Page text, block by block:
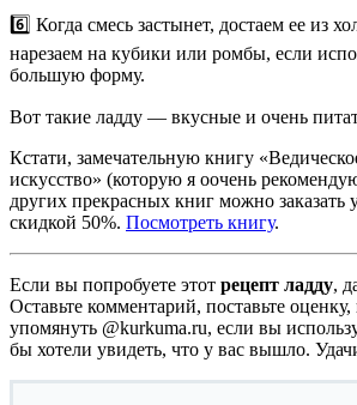
6️⃣ Когда смесь застынет, достаем ее из
нарезаем на кубики или ромбы, если
большую форму.
Вот такие ладду — вкусные и очень
Кстати, замечательную книгу
искусство» (которую я оочень
других прекрасных книг можно заказать
скидкой 50%. Посмотреть книгу.
Если вы попробуете этот рецепт ладду,
Оставьте комментарий, поставьте оценку,
упомянуть @kurkuma.ru, если вы
бы хотели увидеть, что у вас вышло.